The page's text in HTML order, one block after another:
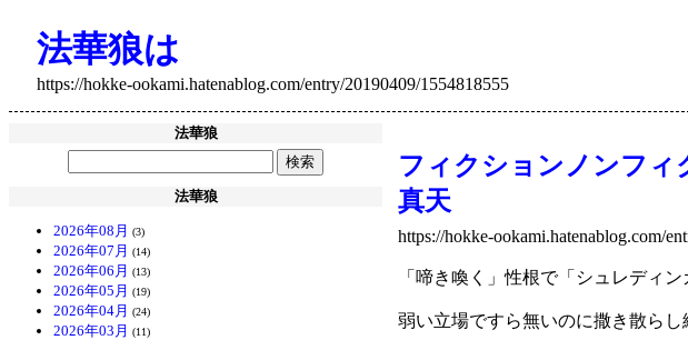
法華狼は
https://hokke-ookami.hatenablog.com/entry/20190409/1554818555
法華狼
法華狼
2026年08月 (3)
2026年07月 (14)
2026年06月 (13)
2026年05月 (19)
2026年04月 (24)
2026年03月 (11)
フィクションノンフィ
真天
https://hokke-ookami.hatenablog.com/
「啼き喚く」性根で「シュレディ
弱い立場ですら無いのに撒き散ら